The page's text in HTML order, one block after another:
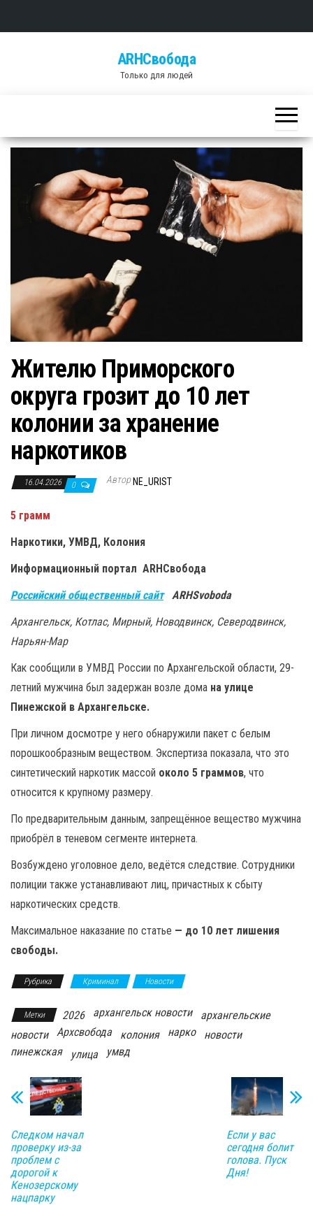
ARHСвобода
Только для людей
Жителю Приморского
округа грозит до 10 лет
колонии за хранение
наркотиков
16.04.2026 0 Автор NE_URIST
5 грамм
Наркотики, УМВД, Колония
Информационный портал ARHСвобода
Российский общественный сайтARHSvoboda
Архангельск, Котлас, Мирный, Новодвинск, Северодвинск,
Нарьян-Мар
Как сообщили в УМВД России по Архангельской области, 29-
летний мужчина был задержан возле дома на улице
Пинежской в Архангельске.
При личном досмотре у него обнаружили пакет с белым
порошкообразным веществом. Экспертиза показала, что это
синтетический наркотик массой около 5 граммов, что
относится к крупному размеру.
По предварительным данным, запрещённое вещество мужчина
приобрёл в теневом сегменте интернета.
Возбуждено уголовное дело, ведётся следствие. Сотрудники
полиции также устанавливают лиц, причастных к сбыту
наркотических средств.
Максимальное наказание по статье — до 10 лет лишения
свободы.
Рубрика Криминал Новости
Метки 2026 архангельск новости
архангельские
новости
Архсвобода колония нарко
новости
пинежская
улица умвд
Следком начал
проверку из-за
проблем с
дорогой к
Кенозерскому
нацпарку
Если у вас
сегодня болит
голова. Пуск
Дня!